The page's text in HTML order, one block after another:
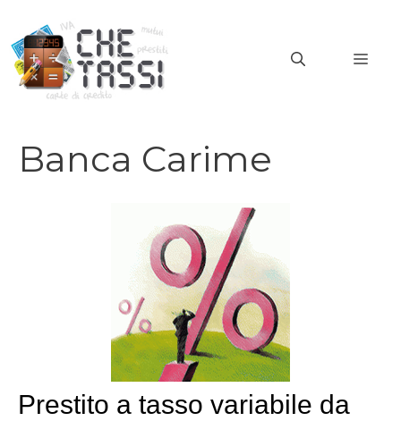
contenuto
Banca Carime
Prestito a tasso variabile da